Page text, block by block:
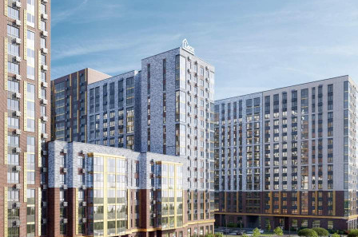
Прямая продажа от застройщика! Кладовая номер 194 общей
площадью 2.9 кв. м на -1-м этаже в ЖК «1-й
Ясеневский»[#7799701#]
Где находится